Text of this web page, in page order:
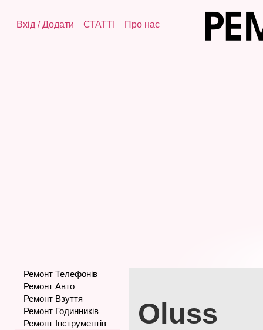
Вхід /Додати СТАТТІ Про нас
Ремонт Телефонів
Ремонт Авто
Ремонт Взуття
Ремонт Годинників
Ремонт Інструментів
Oluss